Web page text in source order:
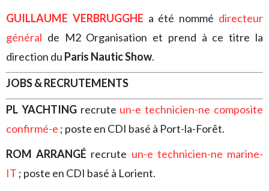
GUILLAUME VERBRUGGHE a été nommé directeur
général de M2 Organisation et prend à ce titre la
direction du Paris Nautic Show.
JOBS & RECRUTEMENTS
PL YACHTING recrute un-e technicien-ne composite
confirmé-e ; poste en CDI basé à Port-la-Forêt.
ROM ARRANGÉ recrute un-e technicien-ne marine-
IT ; poste en CDI basé à Lorient.